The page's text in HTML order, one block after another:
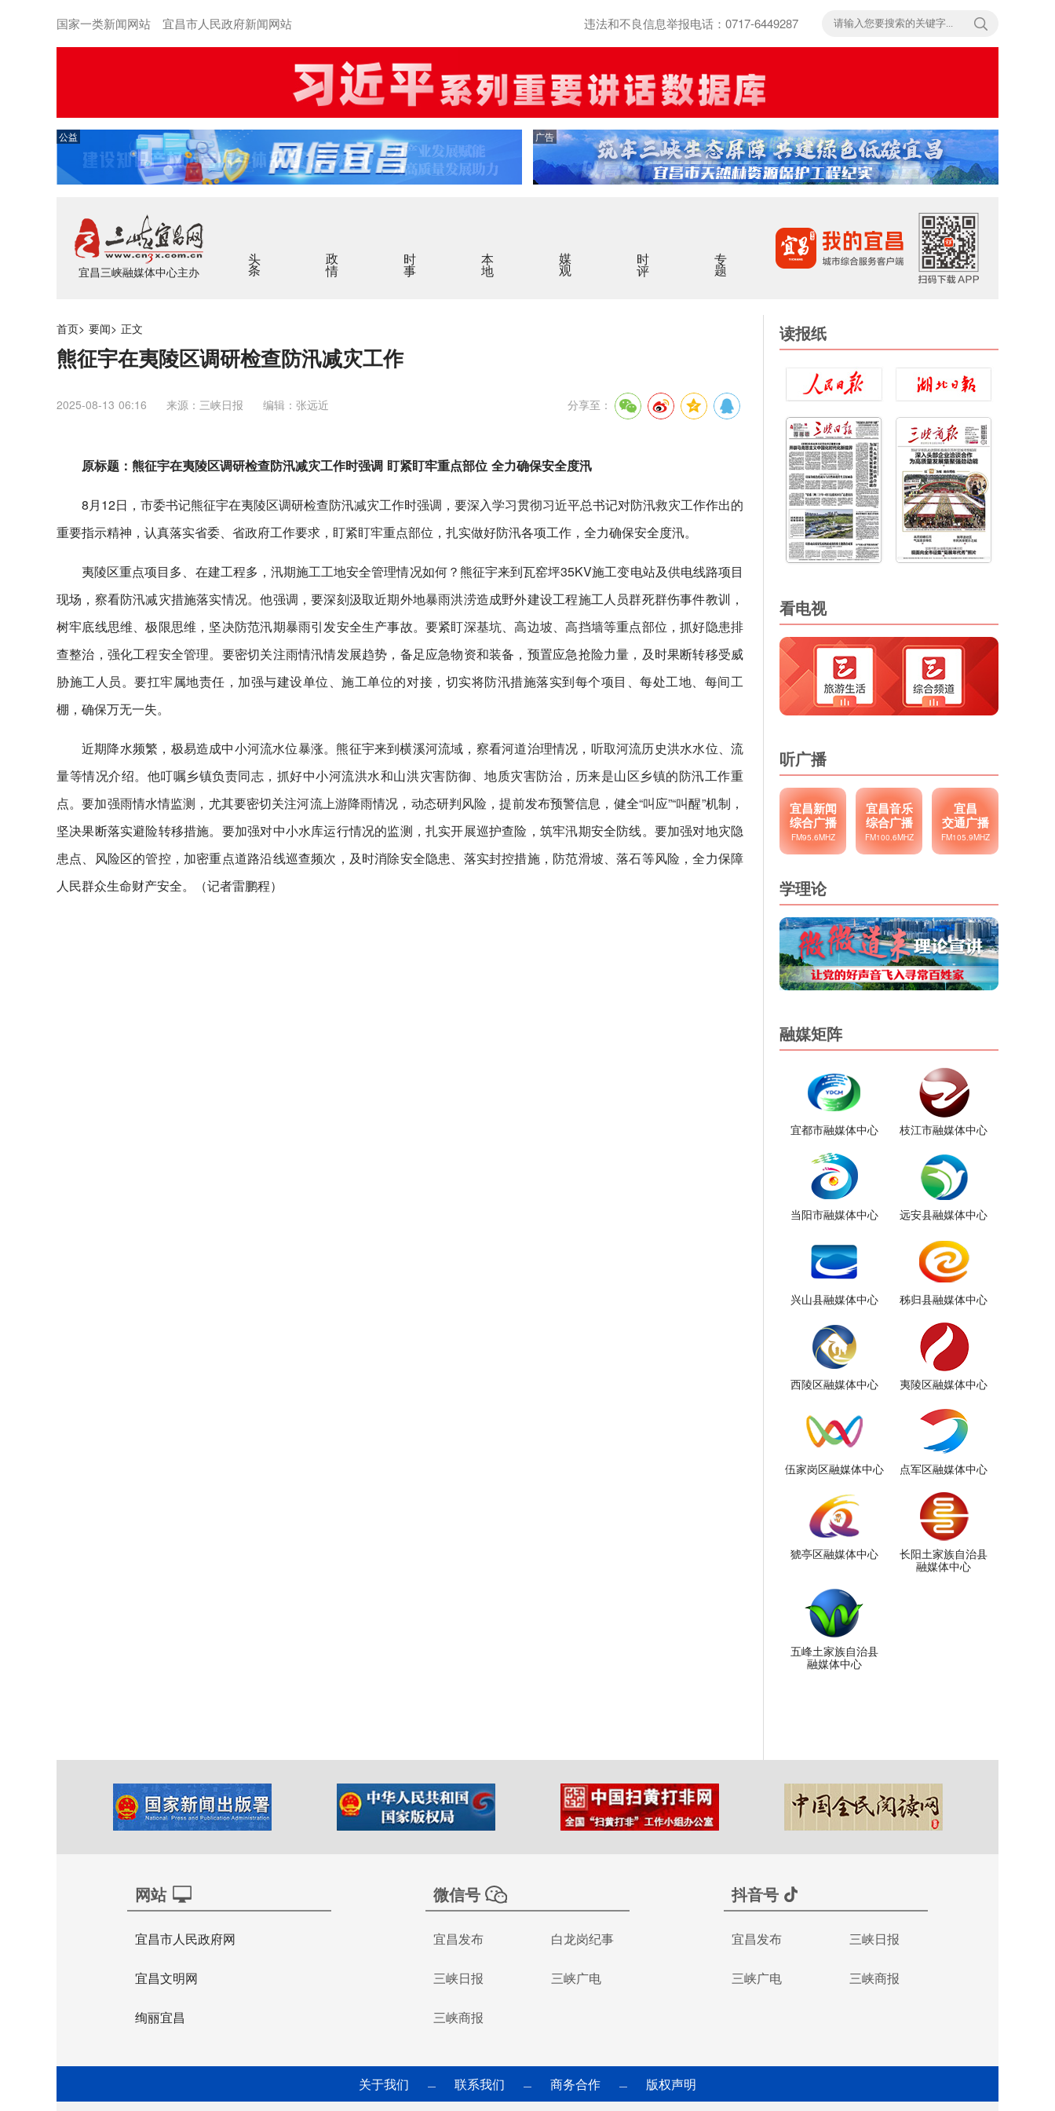
国家一类新闻网站 宜昌市人民政府新闻网站 违法和不良信息举报电话：0717-6449287
公益 广告
宜昌三峡融媒体中心主办
头条 政情 时事 本地 媒观 时评 专题
首页> 要闻> 正文
熊征宇在夷陵区调研检查防汛减灾工作
2025-08-13 06:16 来源：三峡日报 编辑：张远近 分享至：
原标题：熊征宇在夷陵区调研检查防汛减灾工作时强调 盯紧盯牢重点部位 全力确保安全度汛
8月12日，市委书记熊征宇在夷陵区调研检查防汛减灾工作时强调，要深入学习贯彻习近平总书记对防汛救灾工作作出的
重要指示精神，认真落实省委、省政府工作要求，盯紧盯牢重点部位，扎实做好防汛各项工作，全力确保安全度汛。
夷陵区重点项目多、在建工程多，汛期施工工地安全管理情况如何？熊征宇来到瓦窑坪35KV施工变电站及供电线路项目
现场，察看防汛减灾措施落实情况。他强调，要深刻汲取近期外地暴雨洪涝造成野外建设工程施工人员群死群伤事件教训，
树牢底线思维、极限思维，坚决防范汛期暴雨引发安全生产事故。要紧盯深基坑、高边坡、高挡墙等重点部位，抓好隐患排
查整治，强化工程安全管理。要密切关注雨情汛情发展趋势，备足应急物资和装备，预置应急抢险力量，及时果断转移受威
胁施工人员。要扛牢属地责任，加强与建设单位、施工单位的对接，切实将防汛措施落实到每个项目、每处工地、每间工
棚，确保万无一失。
近期降水频繁，极易造成中小河流水位暴涨。熊征宇来到横溪河流域，察看河道治理情况，听取河流历史洪水水位、流
量等情况介绍。他叮嘱乡镇负责同志，抓好中小河流洪水和山洪灾害防御、地质灾害防治，历来是山区乡镇的防汛工作重
点。要加强雨情水情监测，尤其要密切关注河流上游降雨情况，动态研判风险，提前发布预警信息，健全“叫应”“叫醒”机制，
坚决果断落实避险转移措施。要加强对中小水库运行情况的监测，扎实开展巡护查险，筑牢汛期安全防线。要加强对地灾隐
患点、风险区的管控，加密重点道路沿线巡查频次，及时消除安全隐患、落实封控措施，防范滑坡、落石等风险，全力保障
人民群众生命财产安全。（记者雷鹏程）
读报纸
看电视
听广播
宜昌新闻
综合广播
FM95.6MHZ
宜昌音乐
综合广播
FM100.6MHZ
宜昌
交通广播
FM105.9MHZ
学理论
融媒矩阵
宜都市融媒体中心 枝江市融媒体中心
当阳市融媒体中心 远安县融媒体中心
兴山县融媒体中心 秭归县融媒体中心
西陵区融媒体中心 夷陵区融媒体中心
伍家岗区融媒体中心 点军区融媒体中心
猇亭区融媒体中心
长阳土家族自治县
融媒体中心
五峰土家族自治县
融媒体中心
网站
宜昌市人民政府网
宜昌文明网
绚丽宜昌
微信号
宜昌发布 白龙岗纪事
三峡日报 三峡广电
三峡商报
抖音号
宜昌发布 三峡日报
三峡广电 三峡商报
关于我们 — 联系我们 — 商务合作 — 版权声明